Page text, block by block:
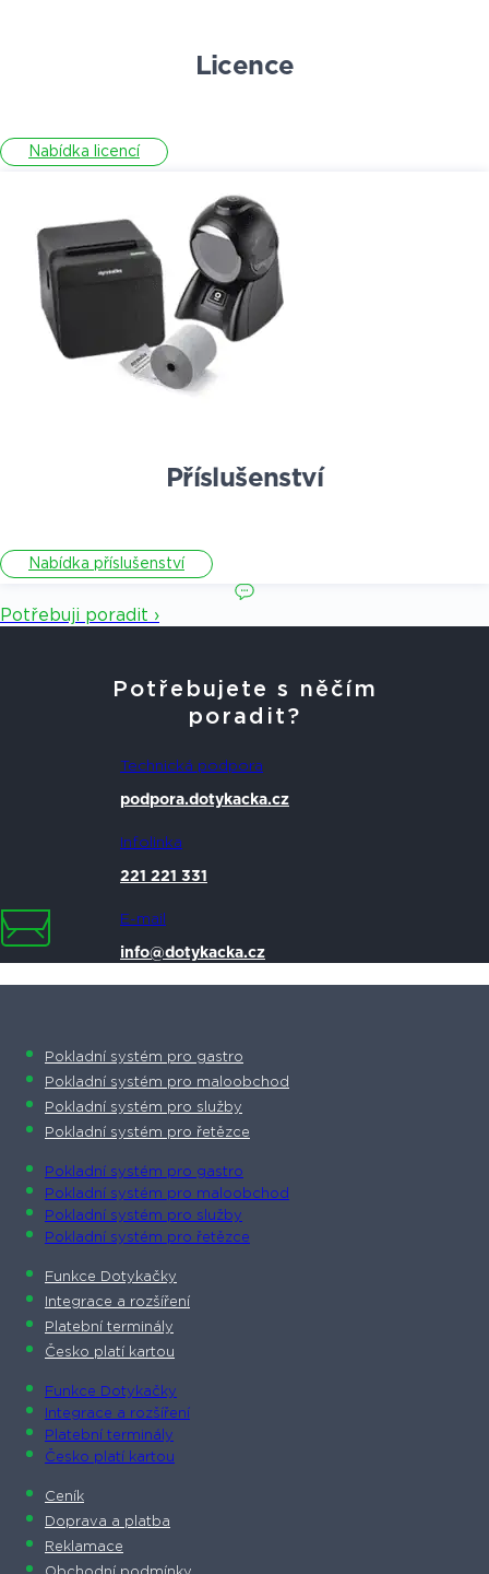
Licence
Nabídka licencí
Příslušenství
Nabídka příslušenství
Potřebuji poradit ›
Potřebujete s něčím
poradit?
Technická podpora
podpora.dotykacka.cz
Infolinka
221 221 331
E-mail
info@dotykacka.cz
Pokladní systém pro gastro
Pokladní systém pro maloobchod
Pokladní systém pro služby
Pokladní systém pro řetězce
Pokladní systém pro gastro
Pokladní systém pro maloobchod
Pokladní systém pro služby
Pokladní systém pro řetězce
Funkce Dotykačky
Integrace a rozšíření
Platební terminály
Česko platí kartou
Funkce Dotykačky
Integrace a rozšíření
Platební terminály
Česko platí kartou
Ceník
Doprava a platba
Reklamace